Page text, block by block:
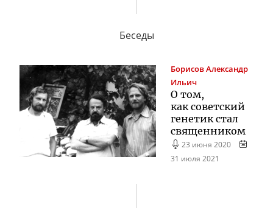
Беседы
БорисовАлександр
Ильич
О том,
как советский
генетик стал
священником
23 июня 2020
31 июля 2021